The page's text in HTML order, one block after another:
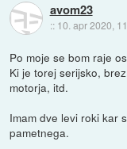
avom23
:: 10. apr 2020,
Po moje se bom raje
Ki je torej serijsko,
motorja, itd.
Imam dve levi roki kar
pametnega.